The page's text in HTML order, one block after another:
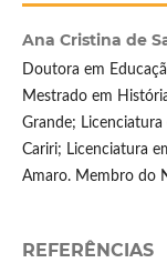
Ana Cristina de
Doutora em
Mestrado em
Grande;
Cariri; Licenciatura
Amaro. Membro do
REFERÊNCIAS